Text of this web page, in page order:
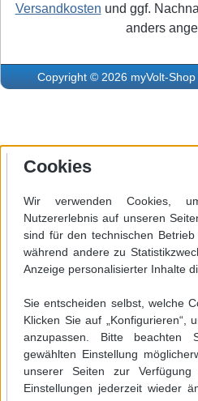
Versandkosten und ggf.
anders
Copyright © 2026 myVolt-
Cookies
Wir verwenden Cookies,
Nutzererlebnis auf unseren
sind für den technischen
während andere zu
Anzeige personalisierter Inhalte
Sie entscheiden selbst, welche
Klicken Sie auf „Konfigurieren“,
anzupassen. Bitte beachten
gewählten Einstellung
unserer Seiten zur
Einstellungen jederzeit wieder